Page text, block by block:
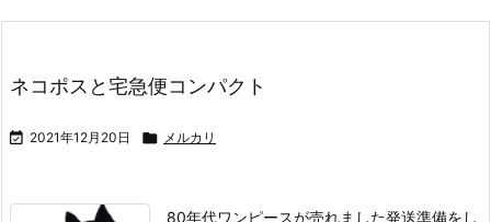
ネコポスと宅急便コンパクト
 2021年12月20日  メルカリ
80年代ワンピースが売れました発送準備をし